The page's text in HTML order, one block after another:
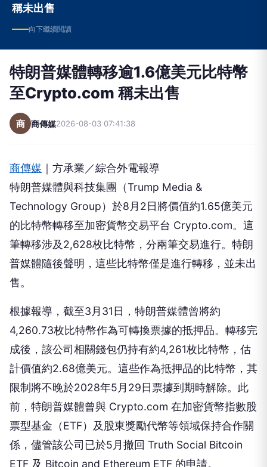
稱未出售
向下繼續閱讀
特朗普媒體轉移逾1.6億美元比特幣
至Crypto.com 稱未出售
商 商傳媒2026-08-03 07:41:38
商傳媒 ｜方承業／綜合外電報導
特朗普媒體與科技集團（Trump Media &
Technology Group）於8月2日將價值約1.65億美元
的比特幣轉移至加密貨幣交易平台 Crypto.com。這
筆轉移涉及2,628枚比特幣，分兩筆交易進行。特朗
普媒體隨後聲明，這些比特幣僅是進行轉移，並未出
售。
根據報導，截至3月31日，特朗普媒體曾將約
4,260.73枚比特幣作為可轉換票據的抵押品。轉移完
成後，該公司相關錢包仍持有約4,261枚比特幣，估
計價值約2.68億美元。這些作為抵押品的比特幣，其
限制將不晚於2028年5月29日票據到期時解除。此
前，特朗普媒體曾與 Crypto.com 在加密貨幣指數股
票型基金（ETF）及股東獎勵代幣等領域保持合作關
係，儘管該公司已於5月撤回 Truth Social Bitcoin
ETF 及 Bitcoin and Ethereum ETF 的申請。